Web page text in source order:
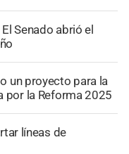
El Senado abrió el
un proyecto para la
por la Reforma 2025
líneas de